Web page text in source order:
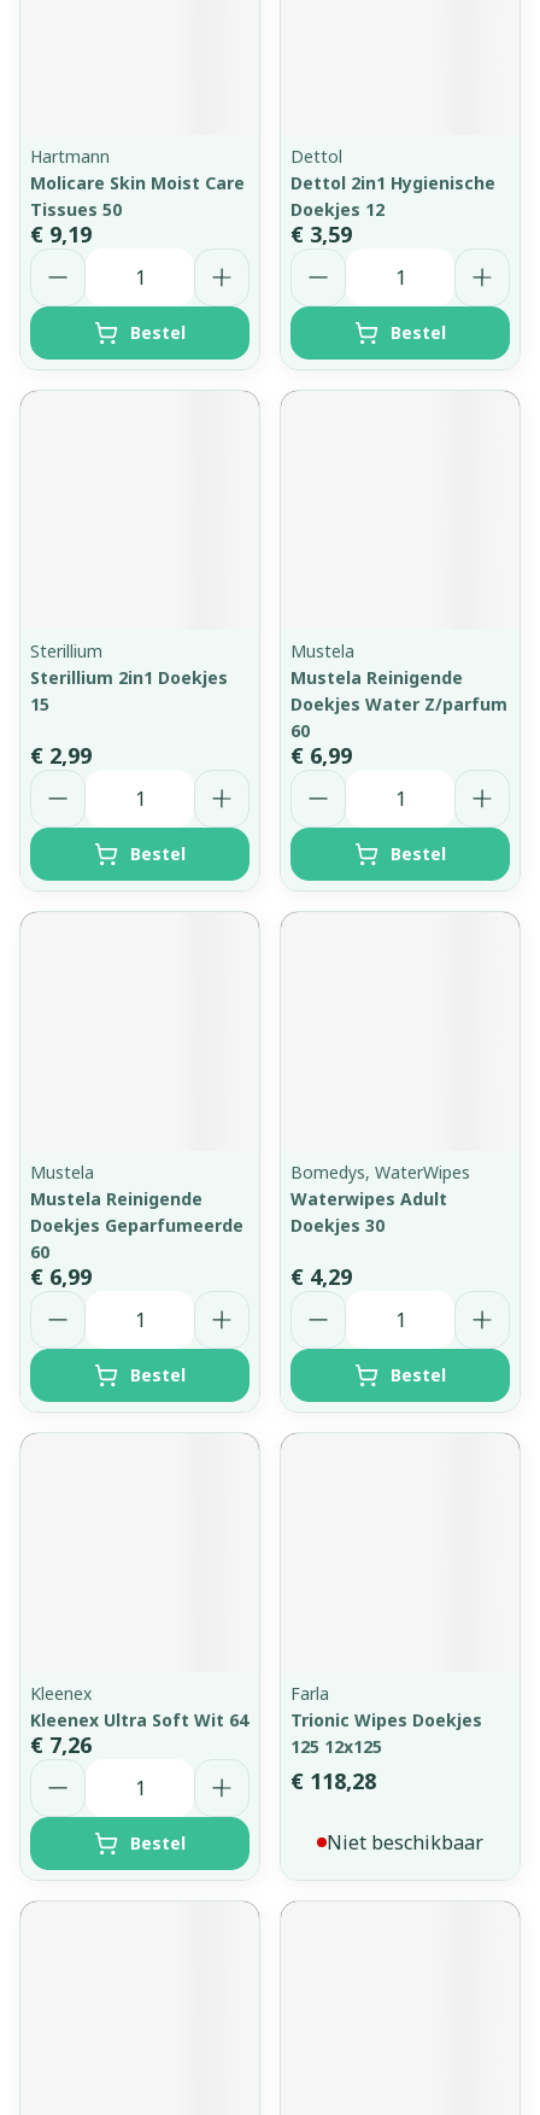
Hartmann
Molicare Skin Moist Care
Tissues 50
€ 9,19
Aantal
Bestel
Dettol
Dettol 2in1 Hygienische
Doekjes 12
€ 3,59
Aantal
Bestel
Sterillium
Sterillium 2in1 Doekjes
15
€ 2,99
Aantal
Bestel
Mustela
Mustela Reinigende
Doekjes Water Z/parfum
60
€ 6,99
Aantal
Bestel
Mustela
Mustela Reinigende
Doekjes Geparfumeerde
60
€ 6,99
Aantal
Bestel
Bomedys, WaterWipes
Waterwipes Adult
Doekjes 30
€ 4,29
Aantal
Bestel
Kleenex
Kleenex Ultra Soft Wit 64
€ 7,26
Aantal
Bestel
Farla
Trionic Wipes Doekjes
125 12x125
€ 118,28
Niet beschikbaar